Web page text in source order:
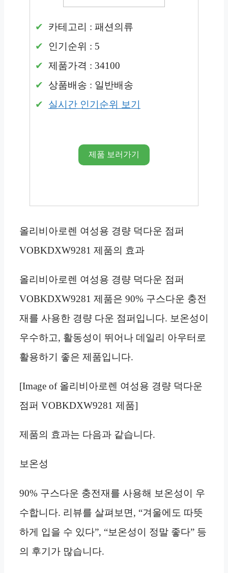
카테고리 : 패션의류
인기순위 : 5
제품가격 : 34100
상품배송 : 일반배송
실시간 인기순위 보기
제품 보러가기
올리비아로렌 여성용 경량 덕다운 점퍼
VOBKDXW9281 제품의 효과
올리비아로렌 여성용 경량 덕다운 점퍼
VOBKDXW9281 제품은 90% 구스다운 충전
재를 사용한 경량 다운 점퍼입니다. 보온성이
우수하고, 활동성이 뛰어나 데일리 아우터로
활용하기 좋은 제품입니다.
[Image of 올리비아로렌 여성용 경량 덕다운
점퍼 VOBKDXW9281 제품]
제품의 효과는 다음과 같습니다.
보온성
90% 구스다운 충전재를 사용해 보온성이 우
수합니다. 리뷰를 살펴보면, “겨울에도 따뜻
하게 입을 수 있다”, “보온성이 정말 좋다” 등
의 후기가 많습니다.